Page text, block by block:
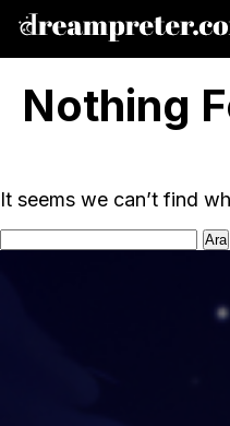
Nothing
It seems we can’t find
Arama: